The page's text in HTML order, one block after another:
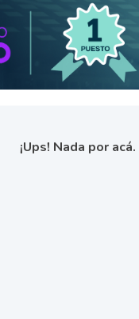
¡Ups! Nada por acá.